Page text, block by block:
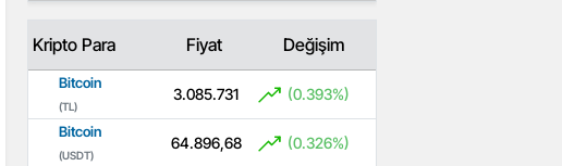
Kripto Para Fiyat Değişim
Bitcoin
(TL)
3.085.731 (0.393%)
Bitcoin
(USDT)
64.896,68 (0.326%)